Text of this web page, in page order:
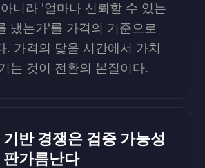
니라 '얼마나 신뢰할 수 있는
냈는가'를 가격의 기준으로
. 가격의 닻을 시간에서 가치
는 것이 전환의 본질이다.
기반 경쟁은 검증 가능성
판가름난다